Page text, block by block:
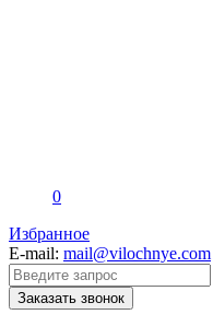
0
Избранное
E-mail: mail@vilochnye.com
Заказать звонок